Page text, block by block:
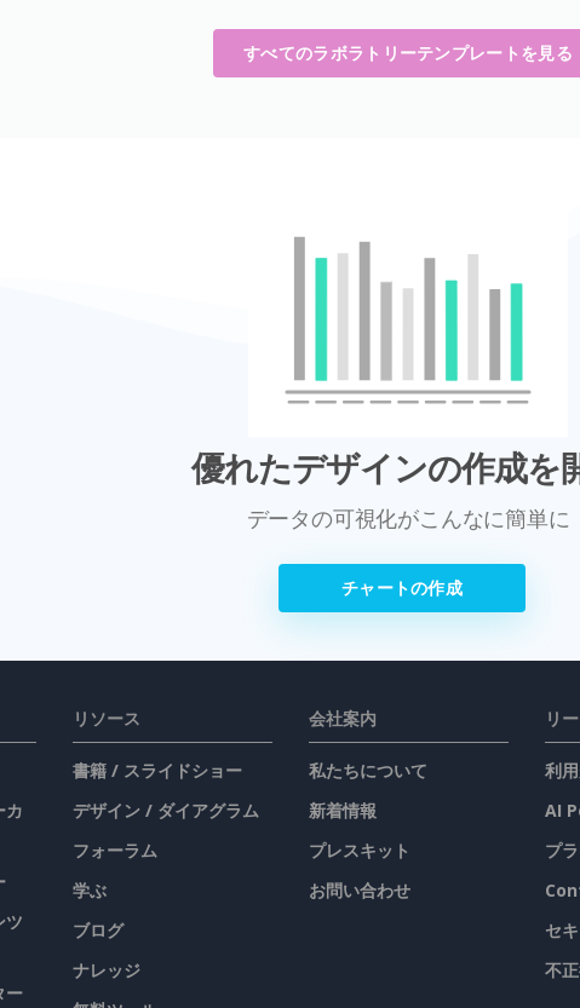
すべてのラボラトリーテンプレートを見る
優れたデザインの作成を
データの可視化がこんなに簡単に
チャートの作成
カ
ツ
ー
リソース
書籍 / スライドショー
デザイン / ダイアグラム
フォーラム
学ぶ
ブログ
ナレッジ
会社案内
私たちについて
新着情報
プレスキット
お問い合わせ
リ
利
AI
プ
セ
不